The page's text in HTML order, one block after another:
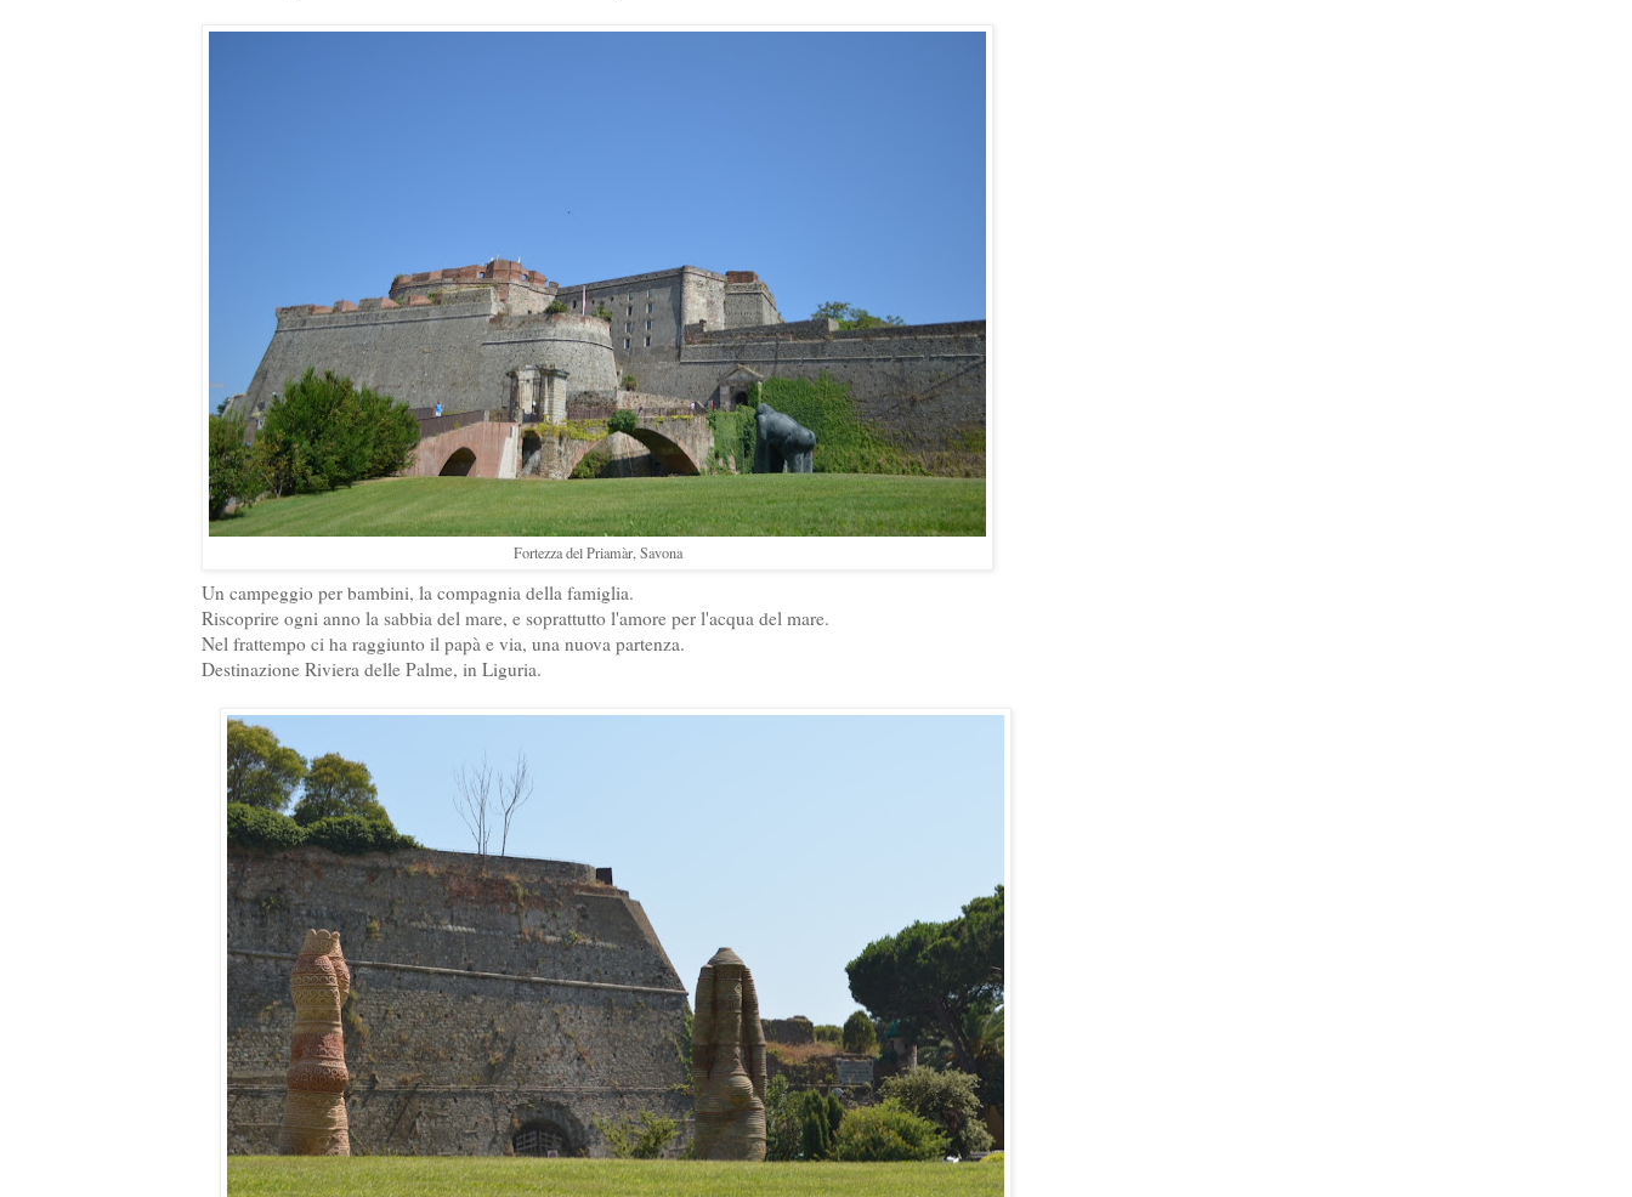
Fortezza del Priamàr, Savona
Un campeggio per bambini, la compagnia della famiglia.
Riscoprire ogni anno la sabbia del mare, e soprattutto l'amore per l'acqua del mare.
Nel frattempo ci ha raggiunto il papà e via, una nuova partenza.
Destinazione Riviera delle Palme, in Liguria.